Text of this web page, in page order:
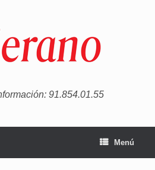
91.854.01.55
Menú